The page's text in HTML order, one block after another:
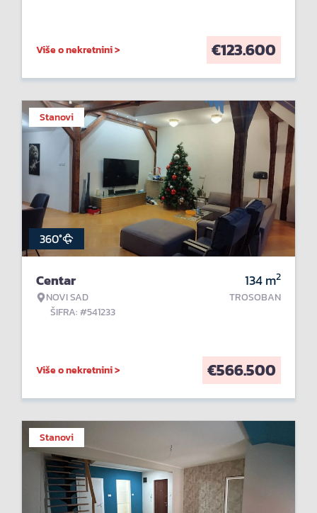
Više o nekretnini > €123.600
Stanovi
360°
Centar
NOVI SAD
ŠIFRA: #541233
134m2
TROSOBAN
Više o nekretnini > €566.500
Stanovi